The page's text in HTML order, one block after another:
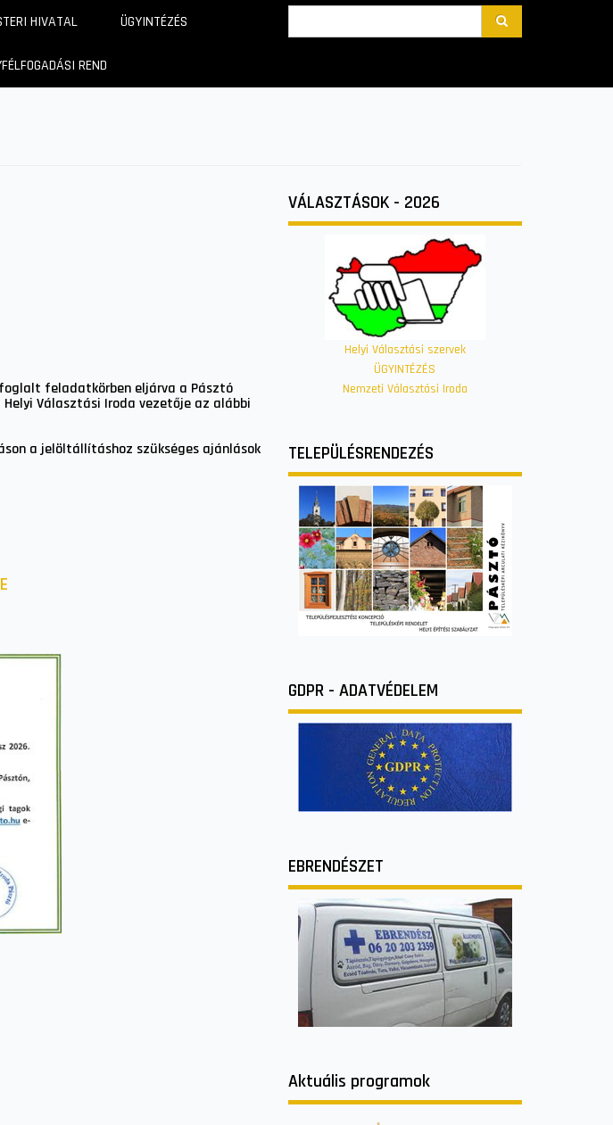
HIVATAL ÜGYINTÉZÉS
REND
foglalt feladatkörben eljárva a Pásztó
Választási Iroda vezetője az alábbi
a jelöltállításhoz szükséges ajánlások
VÁLASZTÁSOK - 2026
Helyi Választási szervek
ÜGYINTÉZÉS
Nemzeti Választási Iroda
TELEPÜLÉSRENDEZÉS
GDPR - ADATVÉDELEM
EBRENDÉSZET
Aktuális programok